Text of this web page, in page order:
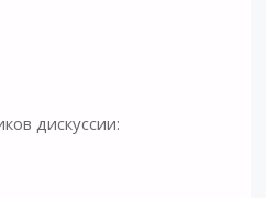
дискуссии: